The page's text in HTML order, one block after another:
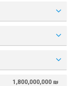
1,800,000,000 ₪